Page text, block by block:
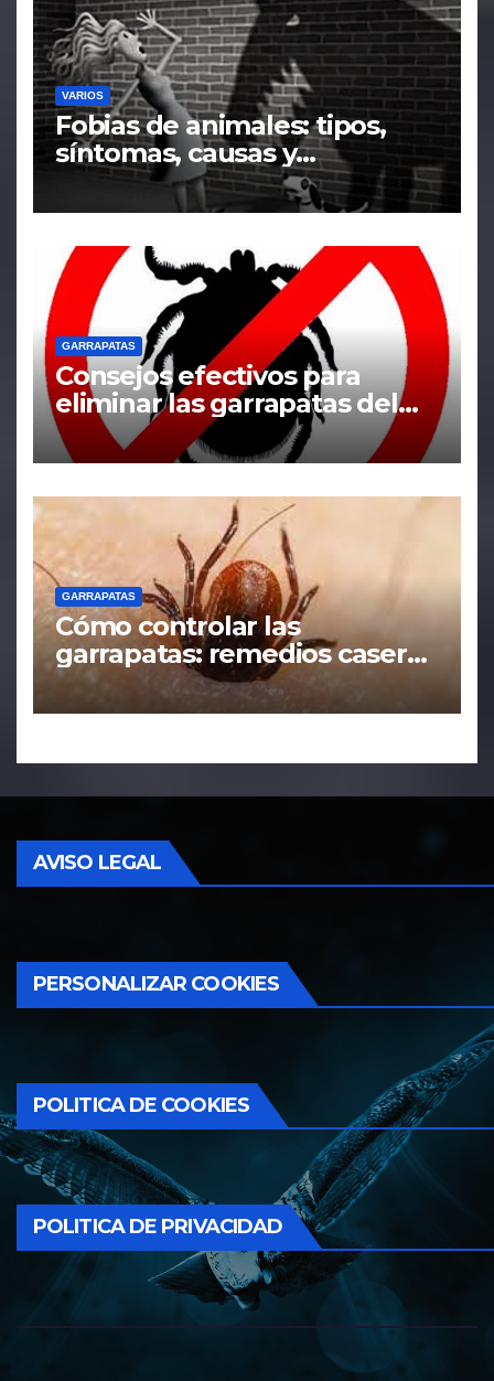
VARIOS
Fobias de animales: tipos,
síntomas, causas y
tratamiento
GARRAPATAS
Consejos efectivos para
eliminar las garrapatas del
hogar
GARRAPATAS
Cómo controlar las
garrapatas: remedios caseros
y tácticas efectivas
AVISO LEGAL
PERSONALIZAR COOKIES
POLITICA DE COOKIES
POLITICA DE PRIVACIDAD